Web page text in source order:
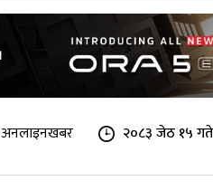
अनलाइनखबर २०८३ जेठ १५